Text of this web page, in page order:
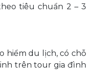
tiêu chuẩn 2 – 3
hiểm du lịch, có chỗ
trên tour gia đình